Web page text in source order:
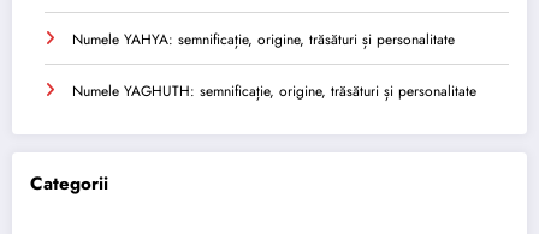
Numele YAHYA: semnificație, origine, trăsături și personalitate
Numele YAGHUTH: semnificație, origine, trăsături și personalitate
Categorii